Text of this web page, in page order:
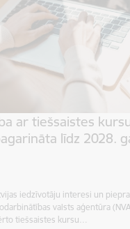
ar tiešsaistes
līdz 2028.
iedzīvotāju interesi un
valsts aģentūra
tiešsaistes kursu…